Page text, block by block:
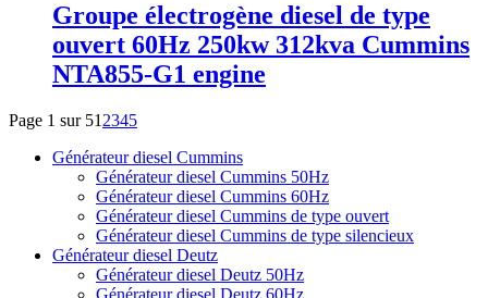
Groupe électrogène diesel de type
ouvert 60Hz 250kw 312kva Cummins
NTA855-G1 engine
Page 1 sur 51 2345
Générateur diesel Cummins
Générateur diesel Cummins 50Hz
Générateur diesel Cummins 60Hz
Générateur diesel Cummins de type ouvert
Générateur diesel Cummins de type silencieux
Générateur diesel Deutz
Générateur diesel Deutz 50Hz
Générateur diesel Deutz 60Hz